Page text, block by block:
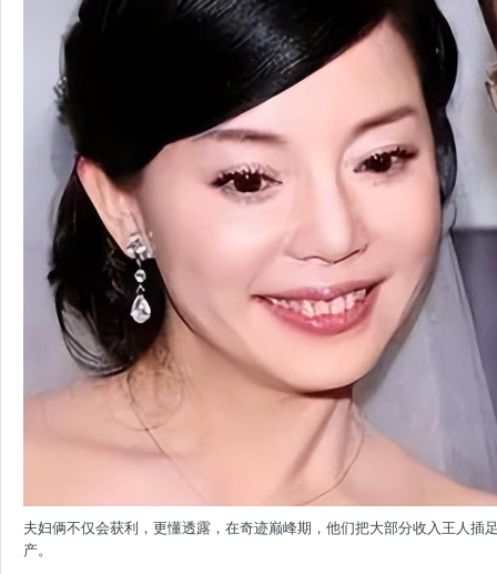
夫妇俩不仅会获利，更懂透露，在奇迹巅峰期，他们把大部分收入王人插
产。